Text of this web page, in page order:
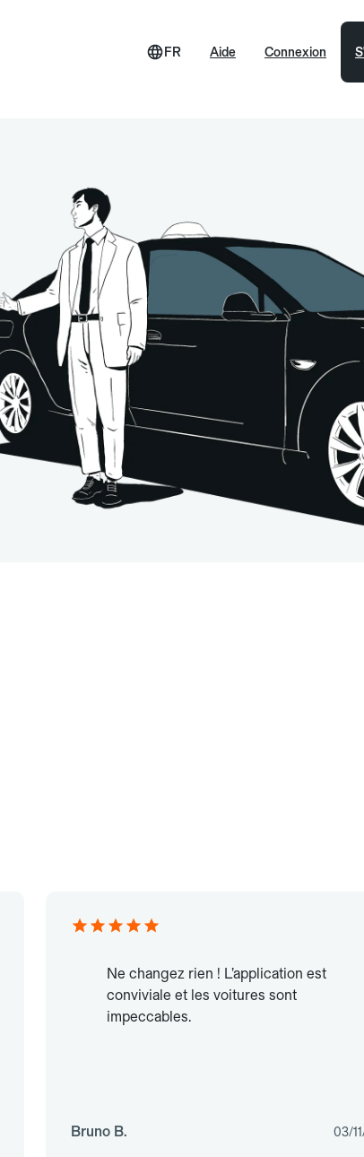
Aide
FR Connexion
Ne changez rien ! L’application est
conviviale et les voitures sont
impeccables.
Bruno B. 03/